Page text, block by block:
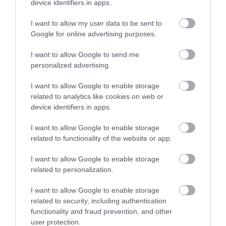
device identifiers in apps.
I want to allow my user data to be sent to
Google for online advertising purposes.
I want to allow Google to send me
personalized advertising.
I want to allow Google to enable storage
related to analytics like cookies on web or
device identifiers in apps.
I want to allow Google to enable storage
related to functionality of the website or app.
I want to allow Google to enable storage
related to personalization.
I want to allow Google to enable storage
related to security, including authentication
functionality and fraud prevention, and other
user protection.
Τουρκία: Στην τελική ευθεία για την
πρώτη πτήση του KAAN P1 – Ξεκίνησαν οι
δοκιμές τροχοδρόμησης
PRONEWS.GR /ΤΟΥΡΚΙΑ